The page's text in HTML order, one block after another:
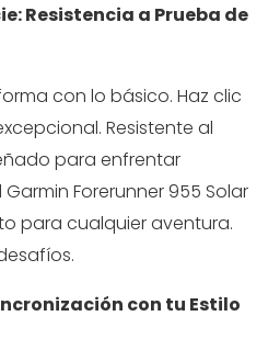
Resistencia a Prueba de
con lo básico. Haz clic
Resistente al
para enfrentar
Forerunner 955 Solar
para cualquier aventura.
con tu Estilo